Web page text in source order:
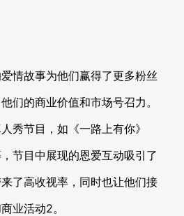
情故事为他们赢得了更多粉丝
们的商业价值和市场号召力。
秀节目，如《一路上有你》
节目中展现的恩爱互动吸引了
了高收视率，同时也让他们接
业活动2。